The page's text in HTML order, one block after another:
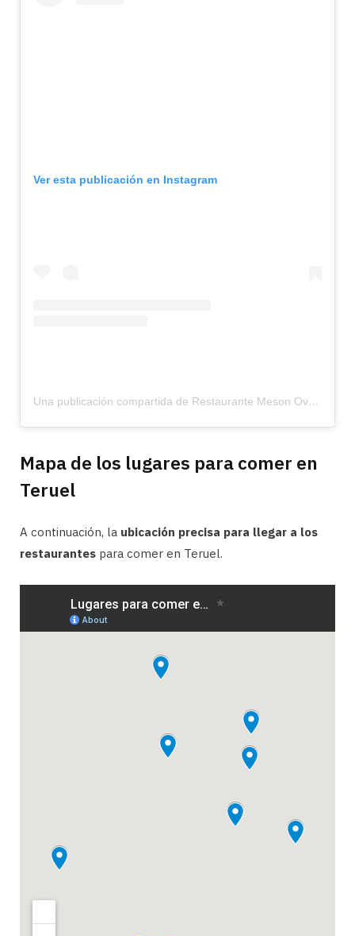
Ver esta publicación en Instagram
Una publicación compartida de Restaurante Meson Ovalo (@meson_ovalo)
Mapa de los lugares para comer en
Teruel
A continuación, la ubicación precisa para llegar a los
restaurantes para comer en Teruel.